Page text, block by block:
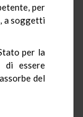
per
a soggetti
per la
di essere
del